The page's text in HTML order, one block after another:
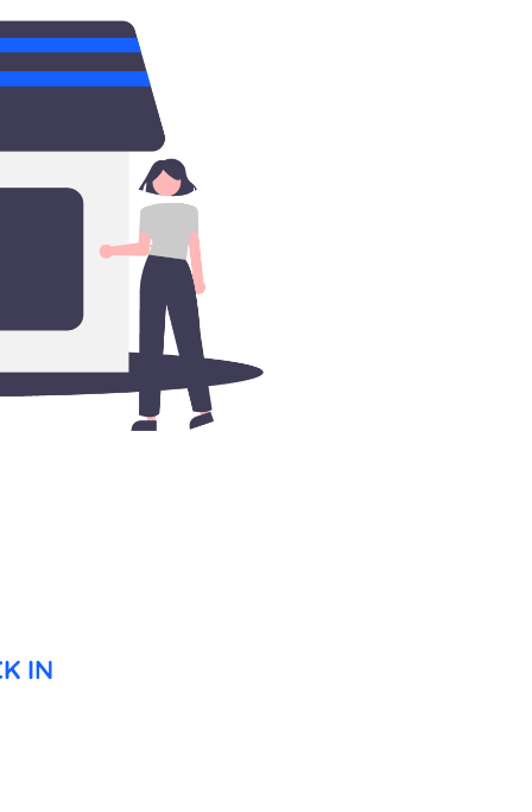
IN